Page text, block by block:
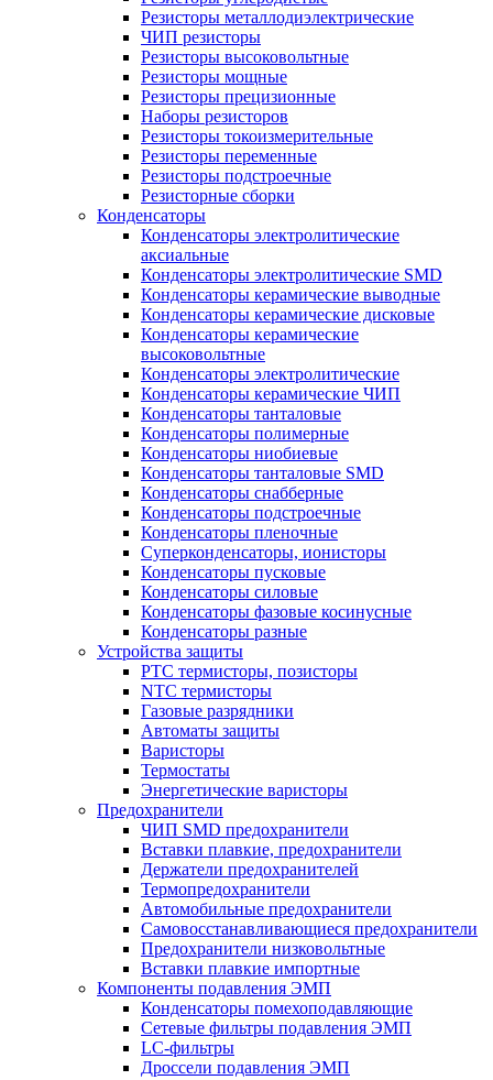
Резисторы металлодиэлектрические
ЧИП резисторы
Резисторы высоковольтные
Резисторы мощные
Резисторы прецизионные
Наборы резисторов
Резисторы токоизмерительные
Резисторы переменные
Резисторы подстроечные
Резисторные сборки
Конденсаторы
Конденсаторы электролитические
аксиальные
Конденсаторы электролитические SMD
Конденсаторы керамические выводные
Конденсаторы керамические дисковые
Конденсаторы керамические
высоковольтные
Конденсаторы электролитические
Конденсаторы керамические ЧИП
Конденсаторы танталовые
Конденсаторы полимерные
Конденсаторы ниобиевые
Конденсаторы танталовые SMD
Конденсаторы снабберные
Конденсаторы подстроечные
Конденсаторы пленочные
Суперконденсаторы, ионисторы
Конденсаторы пусковые
Конденсаторы силовые
Конденсаторы фазовые косинусные
Конденсаторы разные
Устройства защиты
PTC термисторы, позисторы
NTC термисторы
Газовые разрядники
Автоматы защиты
Варисторы
Термостаты
Энергетические варисторы
Предохранители
ЧИП SMD предохранители
Вставки плавкие, предохранители
Держатели предохранителей
Термопредохранители
Автомобильные предохранители
Самовосстанавливающиеся предохранители
Предохранители низковольтные
Вставки плавкие импортные
Компоненты подавления ЭМП
Конденсаторы помехоподавляющие
Сетевые фильтры подавления ЭМП
LC-фильтры
Дроссели подавления ЭМП